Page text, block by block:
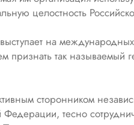
целостность
на
признать так называемый
сторонником
Федерации, тесно